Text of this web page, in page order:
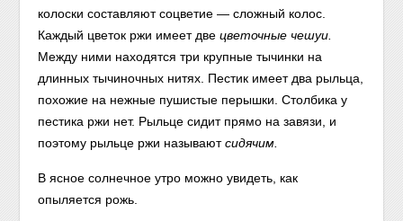
колоски составляют соцветие — сложный колос.
Каждый цветок ржи имеет две цветочные чешуи.
Между ними находятся три крупные тычинки на
длинных тычиночных нитях. Пестик имеет два рыльца,
похожие на нежные пушистые перышки. Столбика у
пестика ржи нет. Рыльце сидит прямо на завязи, и
поэтому рыльце ржи называютсидячим.
В ясное солнечное утро можно увидеть, как
опыляется рожь.